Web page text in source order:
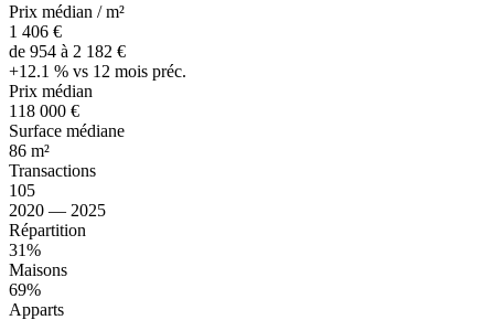
Prix médian / m²
1 406 €
de 954 à 2 182 €
+12.1 % vs 12 mois préc.
Prix médian
118 000 €
Surface médiane
86 m²
Transactions
105
2020 — 2025
Répartition
31%
Maisons
69%
Apparts